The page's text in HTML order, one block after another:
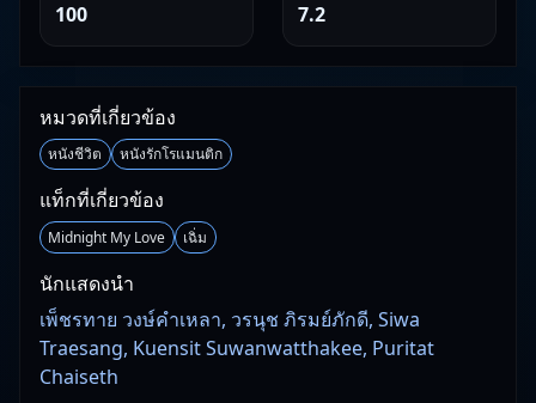
100 7.2
หมวดที่เกี่ยวข้อง
หนังชีวิต หนังรักโรแมนติก
แท็กที่เกี่ยวข้อง
Midnight My Love เฉิ่ม
นักแสดงนำ
เพ็ชรทาย วงษ์คำเหลา, วรนุช ภิรมย์ภักดี, Siwa
Traesang, Kuensit Suwanwatthakee, Puritat
Chaiseth